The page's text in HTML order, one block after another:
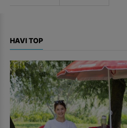
HAVI TOP